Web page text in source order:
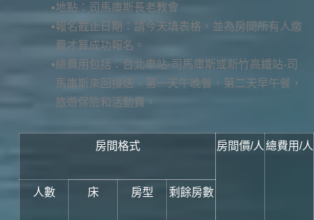
地點：司馬庫斯長老教會
報名截止日期：請今天填表格，並為房間所有人繳
費才算成功報名。
總費用包括：台北車站-司馬庫斯或新竹高鐵站-司
馬庫斯來回接送，第一天午晚餐，第二天早午餐，
旅遊保險和活動費。
房間格式 房間價/人 總費用/人
人數 床 房型 剩餘房數